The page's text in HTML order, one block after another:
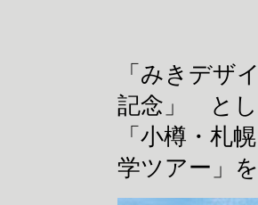
「みきデザ
記念」 と
「小樽・札
学ツアー」